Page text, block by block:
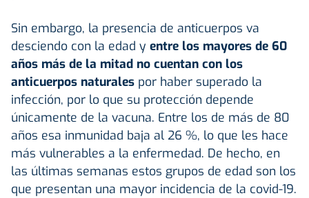
Sin embargo, la presencia de anticuerpos va
desciendo con la edad y entre los mayores de 60
años más de la mitad no cuentan con los
anticuerpos naturales por haber superado la
infección, por lo que su protección depende
únicamente de la vacuna. Entre los de más de 80
años esa inmunidad baja al 26 %, lo que les hace
más vulnerables a la enfermedad. De hecho, en
las últimas semanas estos grupos de edad son los
que presentan una mayor incidencia de la covid-19.